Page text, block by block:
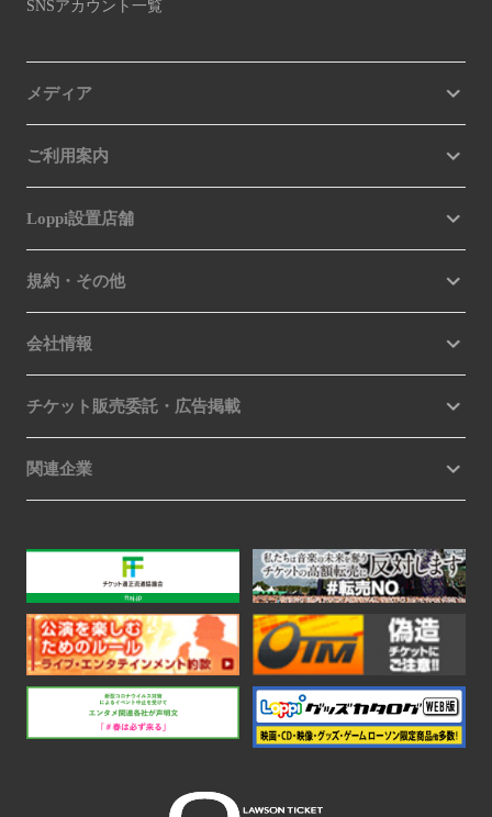
SNSアカウント一覧
メディア
ご利用案内
Loppi設置店舗
規約・その他
会社情報
チケット販売委託・広告掲載
関連企業